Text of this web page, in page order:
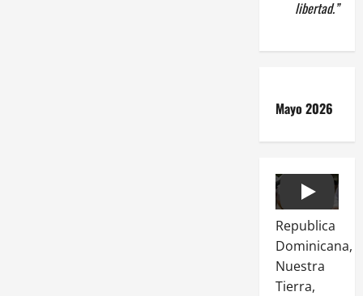
libertad.”
Mayo 2026
Play
Republica
Dominicana,
Nuestra
Tierra,